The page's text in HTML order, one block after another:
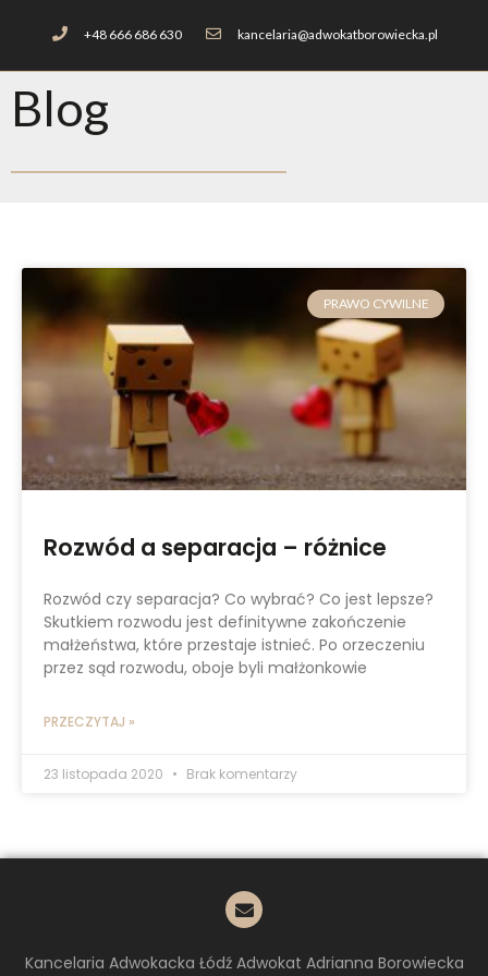
+48 666 686 630 kancelaria@adwokatborowiecka.pl
Blog
PRAWO CYWILNE
Rozwód a separacja – różnice
Rozwód czy separacja? Co wybrać? Co jest lepsze?
Skutkiem rozwodu jest definitywne zakończenie
małżeństwa, które przestaje istnieć. Po orzeczeniu
przez sąd rozwodu, oboje byli małżonkowie
PRZECZYTAJ »
23 listopada 2020 Brak komentarzy
Kancelaria Adwokacka Łódź Adwokat Adrianna Borowiecka